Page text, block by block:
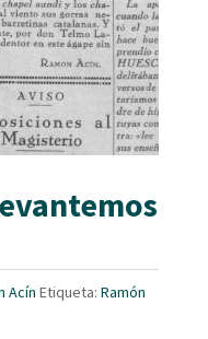
Acín Etiqueta: Ramón